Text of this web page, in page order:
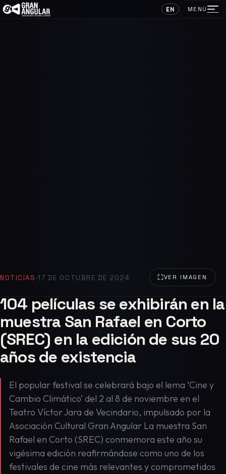
EN MENÚ
VER IMAGEN
NOTICIAS·17 DE OCTUBRE DE 2024
104 películas se exhibirán en la
muestra San Rafael en Corto
(SREC) en la edición de sus 20
años de existencia
El popular festival se celebrará bajo el lema ‘Cine y
Cambio Climático’ del 2 al 8 de noviembre en el
Teatro Víctor Jara de Vecindario, impulsado por la
Asociación Cultural Gran Angular La muestra San
Rafael en Corto (SREC) conmemora este año su
vigésima edición reafirmándose como uno de los
festivales de cine más relevantes y comprometidos